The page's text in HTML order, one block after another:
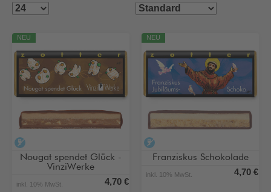
NEU
Nougat spendet Glück -
VinziWerke
inkl. 10% MwSt. 4,70 €
NEU
Franziskus Schokolade
inkl. 10% MwSt. 4,70 €